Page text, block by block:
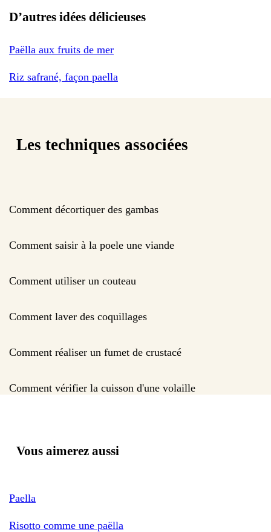
D’autres idées délicieuses
Paëlla aux fruits de mer
Riz safrané, façon paella
Les techniques associées
Comment décortiquer des gambas
Comment saisir à la poele une viande
Comment utiliser un couteau
Comment laver des coquillages
Comment réaliser un fumet de crustacé
Comment vérifier la cuisson d'une volaille
Vous aimerez aussi
Paella
Risotto comme une paëlla